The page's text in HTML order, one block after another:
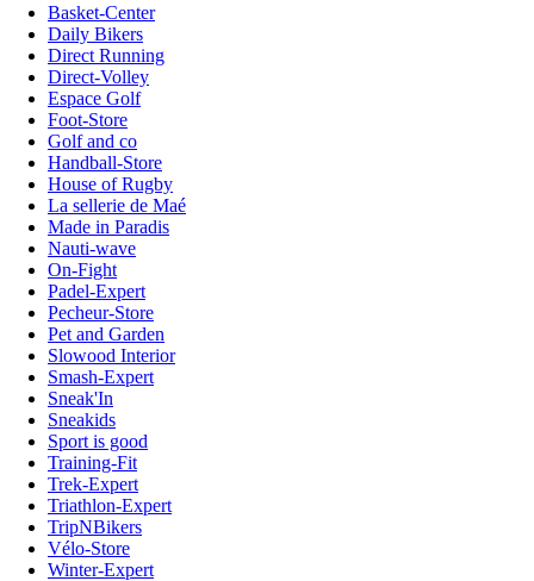
Basket-Center
Daily Bikers
Direct Running
Direct-Volley
Espace Golf
Foot-Store
Golf and co
Handball-Store
House of Rugby
La sellerie de Maé
Made in Paradis
Nauti-wave
On-Fight
Padel-Expert
Pecheur-Store
Pet and Garden
Slowood Interior
Smash-Expert
Sneak'In
Sneakids
Sport is good
Training-Fit
Trek-Expert
Triathlon-Expert
TripNBikers
Vélo-Store
Winter-Expert